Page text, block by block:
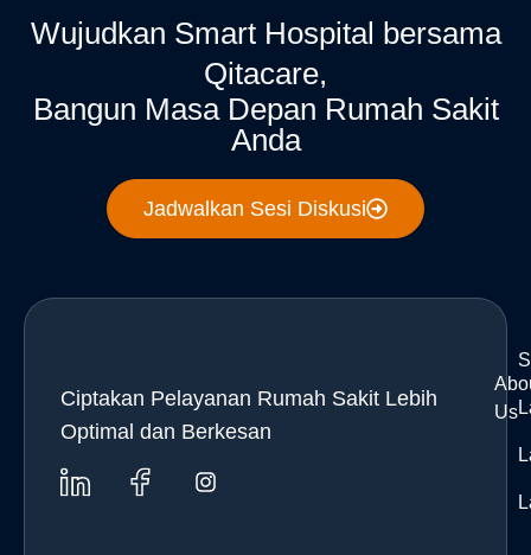
Wujudkan Smart Hospital bersama
Qitacare,
Bangun Masa Depan Rumah Sakit
Anda
Jadwalkan Sesi Diskusi
Ciptakan Pelayanan Rumah Sakit Lebih
Optimal dan Berkesan
Us